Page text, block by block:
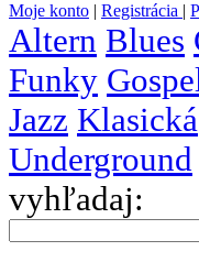
Moje konto | Registrácia |
Altern Blues
Funky
Jazz Klasická
Underground
vyhľadaj: